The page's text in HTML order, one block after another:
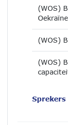
(WOS)
(WOS)
(WOS)
Sprekers